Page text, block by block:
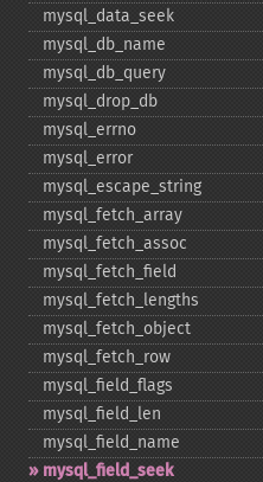
mysql_​data_​seek
mysql_​db_​name
mysql_​db_​query
mysql_​drop_​db
mysql_​errno
mysql_​error
mysql_​escape_​string
mysql_​fetch_​array
mysql_​fetch_​assoc
mysql_​fetch_​field
mysql_​fetch_​lengths
mysql_​fetch_​object
mysql_​fetch_​row
mysql_​field_​flags
mysql_​field_​len
mysql_​field_​name
mysql_​field_​seek